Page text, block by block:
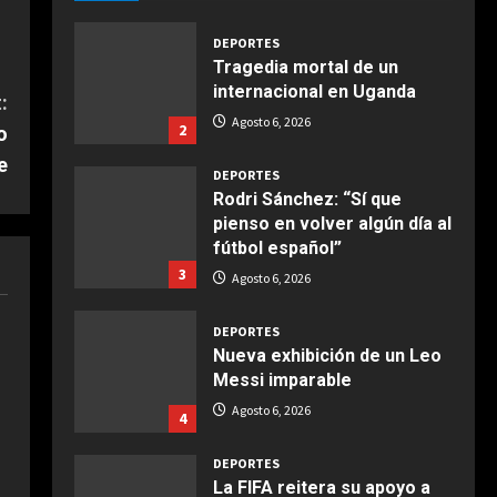
COCINA
Ensalada de espinacas
deliciosa
COCINA
Boquerones fritos en
freidora de aire
COCINA
Buñuelos de alcachofas
2
DEPORTES
Tragedia mortal de un
internacional en Uganda
Agosto 6, 2026
3
DEPORTES
Rodri Sánchez: “Sí que
pienso en volver algún día al
fútbol español”
Agosto 6, 2026
4
DEPORTES
Nueva exhibición de un Leo
Messi imparable
Agosto 6, 2026
DEPORTES
La FIFA reitera su apoyo a